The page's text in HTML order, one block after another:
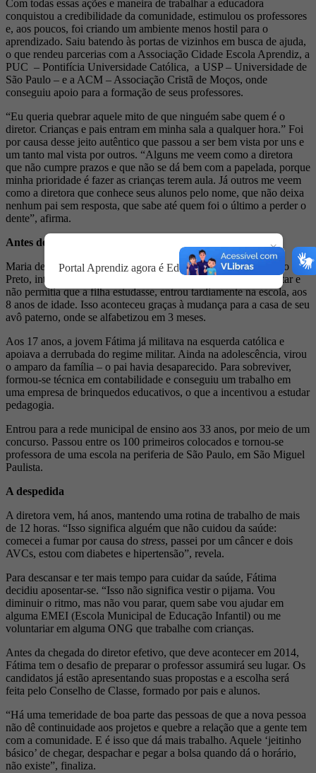
Com todas essas ações e maneira de trabalhar a educadora
conquistou a credibilidade da comunidade, estimulou os professores
e, aos poucos, foi criando um ambiente menos hostil para o
aprendizado. Saiu batendo às portas de vizinhos em busca de ajuda,
o que rendeu parcerias com a Associação Cidade Escola Aprendiz, a
PUC – Pontifícia Universidade Católica, a USP – Universidade de
São Paulo – e a ACM – Associação Cristã de Moços, onde
conseguiu apoio para a formação de seus professores.
“Eu queria quebrar aquele mito de que ninguém sabe quem é o
diretor. Crianças e pais entram em minha sala a qualquer hora.” Foi
por causa desse jeito autêntico que passou a ser bem vista por uns e
um tanto mal vista por outros. “Alguns me veem como a diretora
que não cumpre prazos e que não se dá bem com a papelada, porque
minha prioridade é fazer as crianças terem aula. Já outros me veem
como a diretora que conhece seus alunos pelo nome, que não deixa
nenhum pai sem resposta, que sabe até quem foi o último a perder o
dente”, afirma.
Antes de ser educadora
Maria de Fátima é a filha mais velha de uma família de Ribeirão
Preto, interior de São Paulo. Por causa de seu pai, que era militar e
não permitia que a filha estudasse, entrou tardiamente na escola, aos
8 anos de idade. Isso aconteceu graças à mudança para a casa de seu
avô paterno, onde se alfabetizou em 3 meses.
Aos 17 anos, a jovem Fátima já militava na esquerda católica e
apoiava a derrubada do regime militar. Ainda na adolescência, virou
o amparo da família – o pai havia desaparecido. Para sobreviver,
formou-se técnica em contabilidade e conseguiu um trabalho em
uma empresa de brinquedos educativos, o que a incentivou a estudar
pedagogia.
Entrou para a rede municipal de ensino aos 33 anos, por meio de um
concurso. Passou entre os 100 primeiros colocados e tornou-se
professora de uma escola na periferia de São Paulo, em São Miguel
Paulista.
A despedida
A diretora vem, há anos, mantendo uma rotina de trabalho de mais
de 12 horas. “Isso significa alguém que não cuidou da saúde:
comecei a fumar por causa do stress, passei por um câncer e dois
AVCs, estou com diabetes e hipertensão”, revela.
Para descansar e ter mais tempo para cuidar da saúde, Fátima
decidiu aposentar-se. “Isso não significa vestir o pijama. Vou
diminuir o ritmo, mas não vou parar, quem sabe vou ajudar em
alguma EMEI (Escola Municipal de Educação Infantil) ou me
voluntariar em alguma ONG que trabalhe com crianças.
Antes da chegada do diretor efetivo, que deve acontecer em 2014,
Fátima tem o desafio de preparar o professor assumirá seu lugar. Os
candidatos já estão apresentando suas propostas e a escolha será
feita pelo Conselho de Classe, formado por pais e alunos.
“Há uma temeridade de boa parte das pessoas de que a nova pessoa
não dê continuidade aos projetos e quebre a relação que a gente tem
com a comunidade. E é isso que dá mais trabalho. Aquele ‘jeitinho
básico’ de chegar, despachar e pegar a bolsa quando dá o horário,
não existe”, finaliza.
Portal Aprendiz agora é Educação & Território.
×